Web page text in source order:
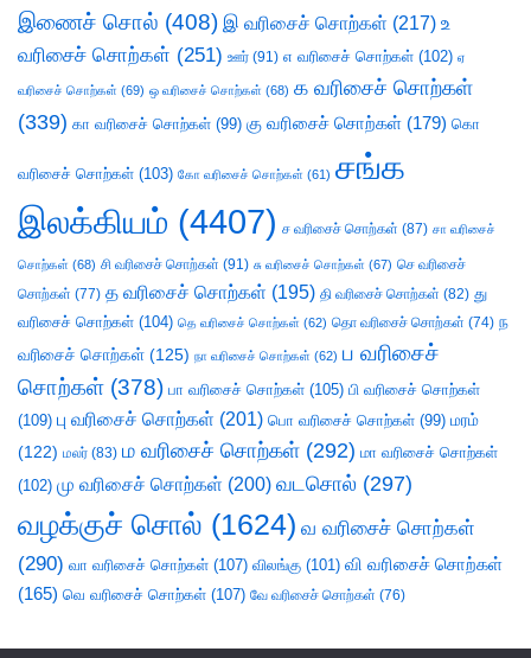
இணைச் சொல் (408) இ வரிசைச் சொற்கள் (217) உ
வரிசைச் சொற்கள் (251) ஊர் (91) எ வரிசைச் சொற்கள் (102) ஏ
வரிசைச் சொற்கள் (69) ஒ வரிசைச் சொற்கள் (68) க வரிசைச் சொற்கள்
(339) கா வரிசைச் சொற்கள் (99) கு வரிசைச் சொற்கள் (179) கொ
வரிசைச் சொற்கள் (103) கோ வரிசைச் சொற்கள் (61) சங்க
இலக்கியம் (4407) ச வரிசைச் சொற்கள் (87) சா வரிசைச்
சொற்கள் (68) சி வரிசைச் சொற்கள் (91) சு வரிசைச் சொற்கள் (67) செ வரிசைச்
சொற்கள் (77) த வரிசைச் சொற்கள் (195) தி வரிசைச் சொற்கள் (82) து
வரிசைச் சொற்கள் (104) தெ வரிசைச் சொற்கள் (62) தொ வரிசைச் சொற்கள் (74) ந
வரிசைச் சொற்கள் (125) நா வரிசைச் சொற்கள் (62) ப வரிசைச்
சொற்கள் (378) பா வரிசைச் சொற்கள் (105) பி வரிசைச் சொற்கள்
(109) பு வரிசைச் சொற்கள் (201) பொ வரிசைச் சொற்கள் (99) மரம்
(122) மலர் (83) ம வரிசைச் சொற்கள் (292) மா வரிசைச் சொற்கள்
(102) மு வரிசைச் சொற்கள் (200) வடசொல் (297)
வழக்குச் சொல் (1624) வ வரிசைச் சொற்கள்
(290) வா வரிசைச் சொற்கள் (107) விலங்கு (101) வி வரிசைச் சொற்கள்
(165) வெ வரிசைச் சொற்கள் (107) வே வரிசைச் சொற்கள் (76)